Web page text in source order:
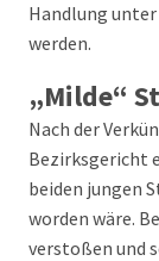
Handlung
werden.
„Milde“
Nach der
Bezirksgericht
beiden jungen
worden wäre.
verstoßen und